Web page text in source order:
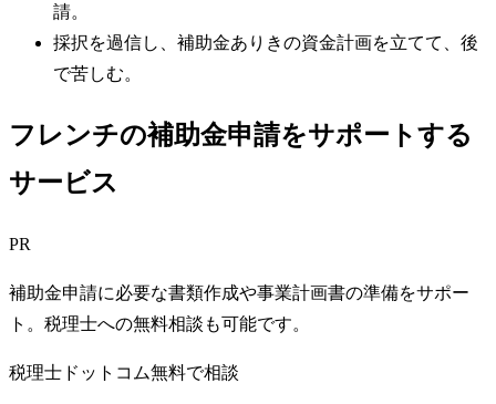
請。
採択を過信し、補助金ありきの資金計画を立てて、後
で苦しむ。
フレンチの補助金申請をサポートする
サービス
PR
補助金申請に必要な書類作成や事業計画書の準備をサポー
ト。税理士への無料相談も可能です。
税理士ドットコム無料で相談